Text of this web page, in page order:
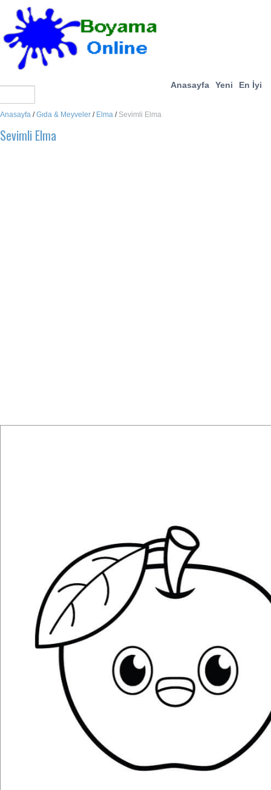
Anasayfa Yeni En İyi
Anasayfa /Gıda & Meyveler / Elma / Sevimli Elma
Sevimli Elma